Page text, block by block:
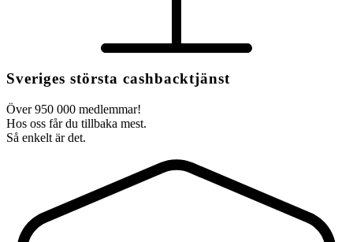
Sveriges största cashbacktjänst
Över 950 000 medlemmar!
Hos oss får du tillbaka mest.
Så enkelt är det.